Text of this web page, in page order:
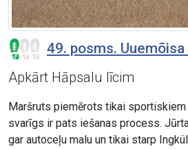
49. posms. Uuemõisa
Apkārt Hāpsalu līcim
Maršruts piemērots tikai sportiskiem
svarīgs ir pats iešanas process.
gar autoceļu malu un tikai starp